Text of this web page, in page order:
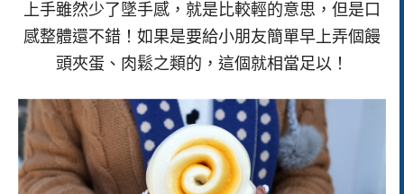
上手雖然少了墜手感，就是比較輕的意思，但是口
感整體還不錯！如果是要給小朋友簡單早上弄個饅
頭夾蛋、肉鬆之類的，這個就相當足以！